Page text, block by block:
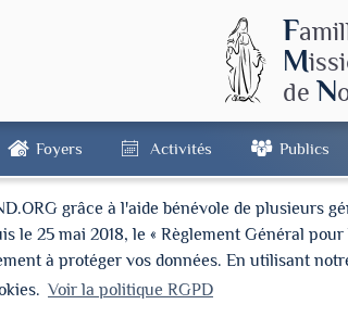
F
M
de N
Foyers Activités Publics
grâce à l'aide bénévole de plusieurs
le 25 mai 2018, le « Règlement Général
à protéger vos données. En utilisant
Voir la politique RGPD